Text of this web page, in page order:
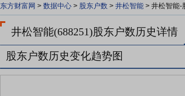
东方财富网 > 数据中心 > 股东户数 > 井松智能 > 井松智能-
井松智能(688251)股东户数历史详情
股东户数历史变化趋势图